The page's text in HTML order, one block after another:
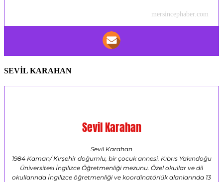
mersincephaber.com
SEVİL KARAHAN
Sevil Karahan
Sevil Karahan
1984 Kaman/ Kırşehir doğumlu, bir çocuk annesi. Kıbrıs Yakındoğu
Üniversitesi İngilizce Öğretmenliği mezunu. Özel okullar ve dil
okullarında İngilizce öğretmenliği ve koordinatörlük alanlarında 13